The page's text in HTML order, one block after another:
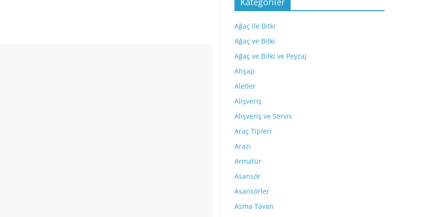
Ağaç ile Bitki
Ağaç ve Bitki
Ağaç ve Bitki ve Peyzaj
Ahşap
Aletler
Alışveriş
Alışveriş ve Servis
Araç Tipleri
Arazi
Armatür
Asansör
Asansörler
Asma Tavan